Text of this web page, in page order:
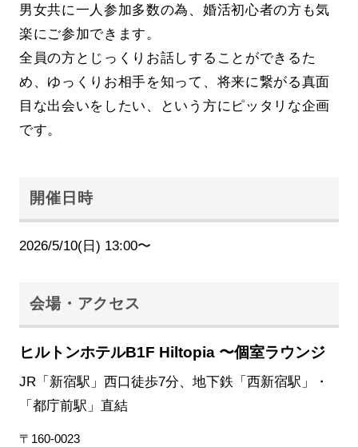
男女共に一人参加多数の為、婚活初心者の方も気
楽にご参加できます。
全員の方とじっくりお話しすることができるた
め、ゆっくりお相手を知って、将来に繋がる真面
目な出会いをしたい、という方にピッタリな企画
です。
開催日時
2026/5/10(日) 13:00〜
会場・アクセス
ヒルトンホテルB1F Hiltopia 〜個室ラウンジ
JR「新宿駅」西口徒歩7分、地下鉄「西新宿駅」・
「都庁前駅」直結
〒160-0023